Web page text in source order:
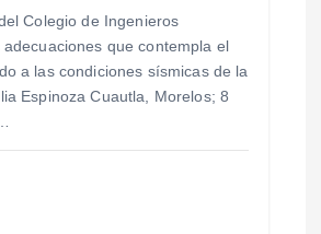
Colegio de Ingenieros
que contempla el
a las condiciones sísmicas de la
Espinoza Cuautla, Morelos; 8